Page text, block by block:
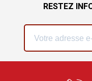
RESTEZ